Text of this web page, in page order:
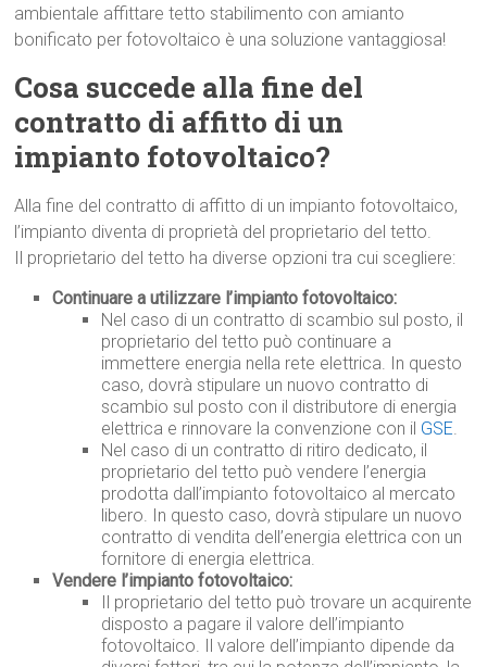
ambientale affittare tetto stabilimento con amianto
bonificato per fotovoltaico è una soluzione vantaggiosa!
Cosa succede alla fine del
contratto di affitto di un
impianto fotovoltaico?
Alla fine del contratto di affitto di un impianto fotovoltaico,
l’impianto diventa di proprietà del proprietario del tetto.
Il proprietario del tetto ha diverse opzioni tra cui scegliere:
Continuare a utilizzare l’impianto fotovoltaico:
Nel caso di un contratto di scambio sul posto, il
proprietario del tetto può continuare a
immettere energia nella rete elettrica. In questo
caso, dovrà stipulare un nuovo contratto di
scambio sul posto con il distributore di energia
elettrica e rinnovare la convenzione con il GSE.
Nel caso di un contratto di ritiro dedicato, il
proprietario del tetto può vendere l’energia
prodotta dall’impianto fotovoltaico al mercato
libero. In questo caso, dovrà stipulare un nuovo
contratto di vendita dell’energia elettrica con un
fornitore di energia elettrica.
Vendere l’impianto fotovoltaico:
Il proprietario del tetto può trovare un acquirente
disposto a pagare il valore dell’impianto
fotovoltaico. Il valore dell’impianto dipende da